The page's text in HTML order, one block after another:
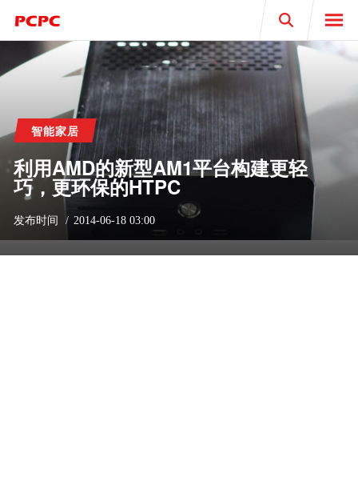
Search
智能家居
利用AMD的新型AM1平台构建更轻
巧，更环保的HTPC
发布时间 2014-06-18 03:00